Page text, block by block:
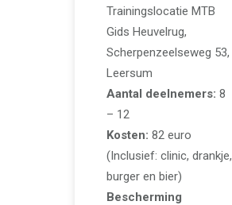
Trainingslocatie MTB
Gids Heuvelrug,
Scherpenzeelseweg 53,
Leersum
Aantal deelnemers: 8
– 12
Kosten: 82 euro
(Inclusief: clinic, drankje,
burger en bier)
Bescherming